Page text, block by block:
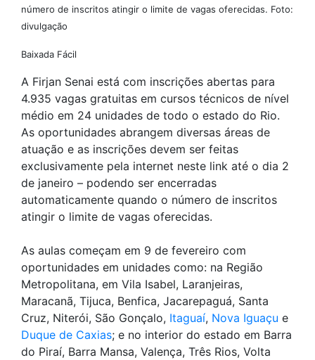
número de inscritos atingir o limite de vagas oferecidas. Foto:
divulgação
Baixada Fácil
A Firjan Senai está com inscrições abertas para
4.935 vagas gratuitas em cursos técnicos de nível
médio em 24 unidades de todo o estado do Rio.
As oportunidades abrangem diversas áreas de
atuação e as inscrições devem ser feitas
exclusivamente pela internet neste link até o dia 2
de janeiro – podendo ser encerradas
automaticamente quando o número de inscritos
atingir o limite de vagas oferecidas.
As aulas começam em 9 de fevereiro com
oportunidades em unidades como: na Região
Metropolitana, em Vila Isabel, Laranjeiras,
Maracanã, Tijuca, Benfica, Jacarepaguá, Santa
Cruz, Niterói, São Gonçalo, Itaguaí, Nova Iguaçu e
Duque de Caxias; e no interior do estado em Barra
do Piraí, Barra Mansa, Valença, Três Rios, Volta